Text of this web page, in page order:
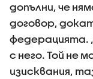
допълни, че
договор,
федерацията.
с него. Той не
изисквания,